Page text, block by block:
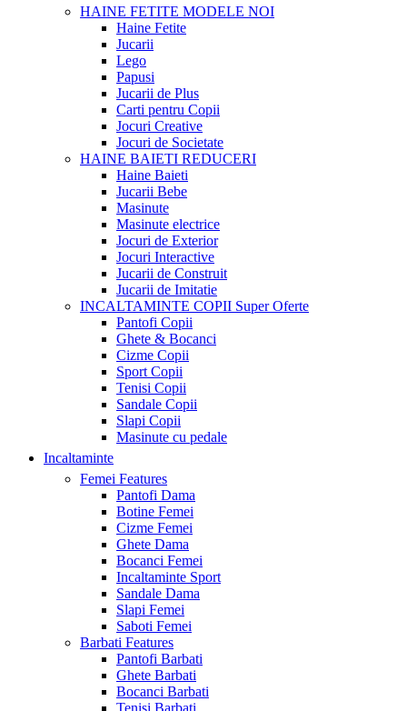
HAINE FETITE MODELE NOI
Haine Fetite
Jucarii
Lego
Papusi
Jucarii de Plus
Carti pentru Copii
Jocuri Creative
Jocuri de Societate
HAINE BAIETI REDUCERI
Haine Baieti
Jucarii Bebe
Masinute
Masinute electrice
Jocuri de Exterior
Jocuri Interactive
Jucarii de Construit
Jucarii de Imitatie
INCALTAMINTE COPII Super Oferte
Pantofi Copii
Ghete & Bocanci
Cizme Copii
Sport Copii
Tenisi Copii
Sandale Copii
Slapi Copii
Masinute cu pedale
Incaltaminte
Femei Features
Pantofi Dama
Botine Femei
Cizme Femei
Ghete Dama
Bocanci Femei
Incaltaminte Sport
Sandale Dama
Slapi Femei
Saboti Femei
Barbati Features
Pantofi Barbati
Ghete Barbati
Bocanci Barbati
Tenisi Barbati